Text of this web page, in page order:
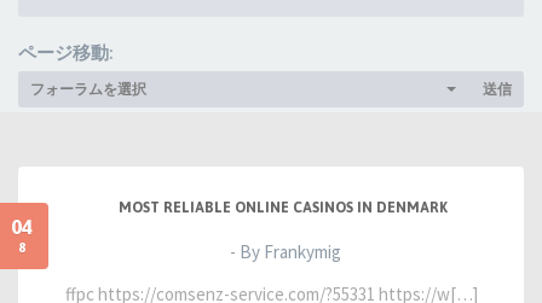
ページ移動:
フォーラムを選択 送信
04
8
MOST RELIABLE ONLINE CASINOS IN DENMARK
- By Frankymig
ffpc https://comsenz-service.com/?55331 https://w[…]